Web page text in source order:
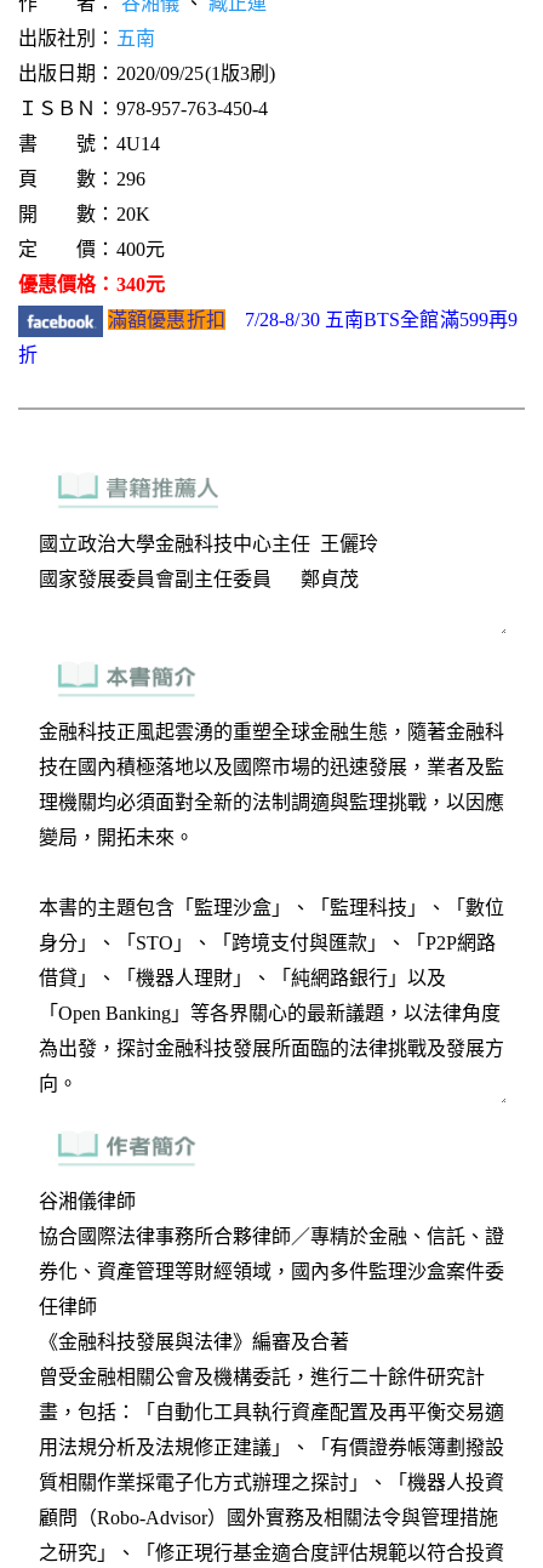
出版社別： 五南
出版日期：2020/09/25(1版3刷)
ＩＳＢＮ：978-957-763-450-4
書 號：4U14
頁 數：296
開 數：20K
定 價：400元
優惠價格：340元
滿額優惠折扣
7/28-8/30 五南BTS全館滿599再9
折